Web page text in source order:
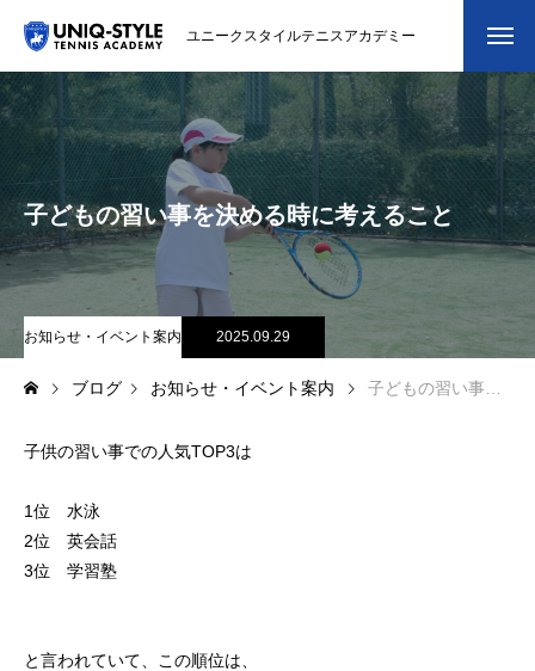
ユニークスタイルテニスアカデミー
初めての方
システム・クラス・料金
スクール紹介・コーチ紹介
大会・イベント
ブログ
アクセス
お問い合わせ
会員専用ページ
初めての方
子どもの習い事を決める時に考えること
お知らせ・イベント案内 2025.09.29
ブログ お知らせ・イベント案内 子どもの習い事を決める時に考えること
子供の習い事での人気TOP3は
1位 水泳
2位 英会話
3位 学習塾
と言われていて、この順位は、